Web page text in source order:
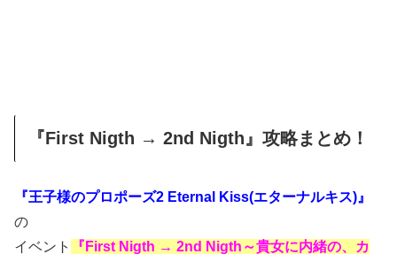
『First Nigth → 2nd Nigth』攻略まとめ！
『王子様のプロポーズ2 Eternal Kiss(エターナルキス)』
の
イベント
『First Nigth → 2nd Nigth～貴女に内緒の、カ